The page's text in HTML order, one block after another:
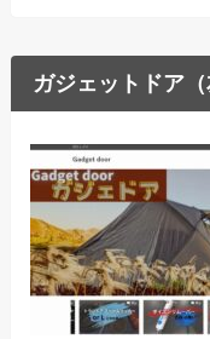
ガジェットドア